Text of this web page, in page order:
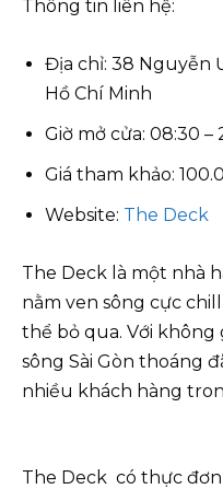
Thông tin liên hệ:
Địa chỉ: 38 Nguyễn
Hồ Chí Minh
Giờ mở cửa: 08:30 –
Giá tham khảo:
Website: The Deck
The Deck là một nhà
nằm ven sông cực
thể bỏ qua. Với
sông Sài Gòn thoáng
nhiều khách hàng
The Deck có thực